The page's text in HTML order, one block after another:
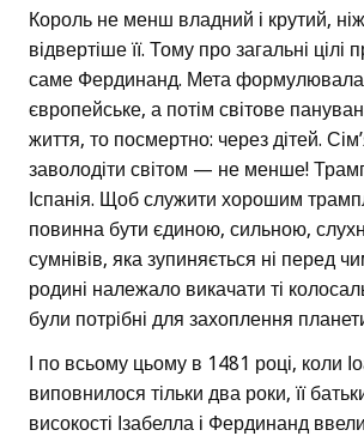
Король не менш владний і крутий,
відвертіше її. Тому про загальні цілі
саме Фердинанд. Мета
європейське, а потім світове
життя, то посмертно: через дітей.
заволодіти світом — не менше!
Іспанія. Щоб служити хорошим
повинна бути єдиною, сильною,
сумнівів, яка зупиняється ні перед
родині належало викачати ті
були потрібні для захоплення
І по всьому цьому в 1481 році, коли
виповнилося тільки два роки, її
високості Ізабелла і Фердинанд ввели